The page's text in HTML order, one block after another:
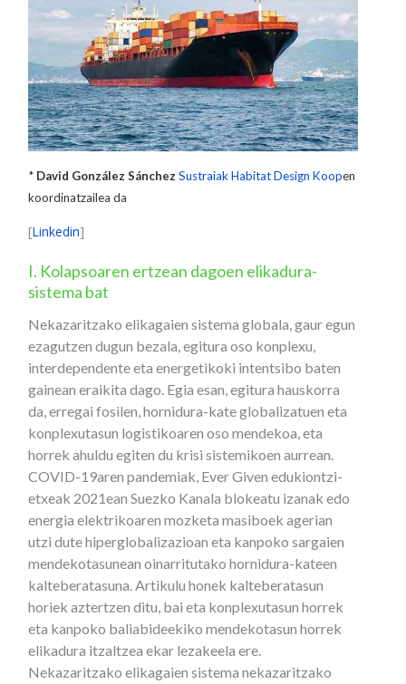
* David González Sánchez Sustraiak Habitat Design Koopen
koordinatzailea da
[Linkedin]
I. Kolapsoaren ertzean dagoen elikadura-
sistema bat
Nekazaritzako elikagaien sistema globala, gaur egun
ezagutzen dugun bezala, egitura oso konplexu,
interdependente eta energetikoki intentsibo baten
gainean eraikita dago. Egia esan, egitura hauskorra
da, erregai fosilen, hornidura-kate globalizatuen eta
konplexutasun logistikoaren oso mendekoa, eta
horrek ahuldu egiten du krisi sistemikoen aurrean.
COVID-19aren pandemiak, Ever Given edukiontzi-
etxeak 2021ean Suezko Kanala blokeatu izanak edo
energia elektrikoaren mozketa masiboek agerian
utzi dute hiperglobalizazioan eta kanpoko sargaien
mendekotasunean oinarritutako hornidura-kateen
kalteberatasuna. Artikulu honek kalteberatasun
horiek aztertzen ditu, bai eta konplexutasun horrek
eta kanpoko baliabideekiko mendekotasun horrek
elikadura itzaltzea ekar lezakeela ere.
Nekazaritzako elikagaien sistema nekazaritzako